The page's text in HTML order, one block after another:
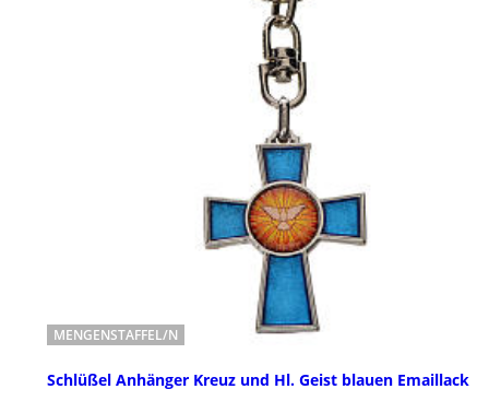
MENGENSTAFFEL/N
Schlüßel Anhänger Kreuz und Hl. Geist blauen Emaillack